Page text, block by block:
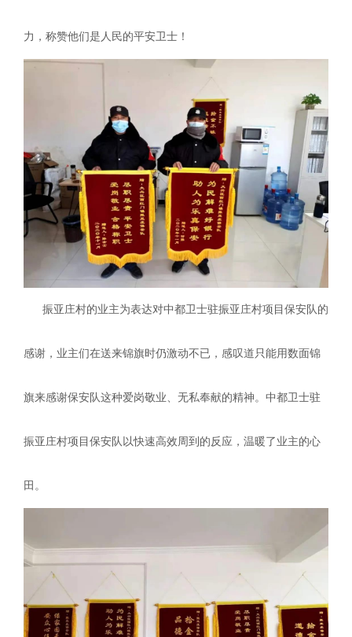
力，称赞他们是人民的平安卫士！
振亚庄村的业主为表达对中都卫士驻振亚庄村项目保安队的
感谢，业主们在送来锦旗时仍激动不已，感叹道只能用数面锦
旗来感谢保安队这种爱岗敬业、无私奉献的精神。中都卫士驻
振亚庄村项目保安队以快速高效周到的反应，温暖了业主的心
田。